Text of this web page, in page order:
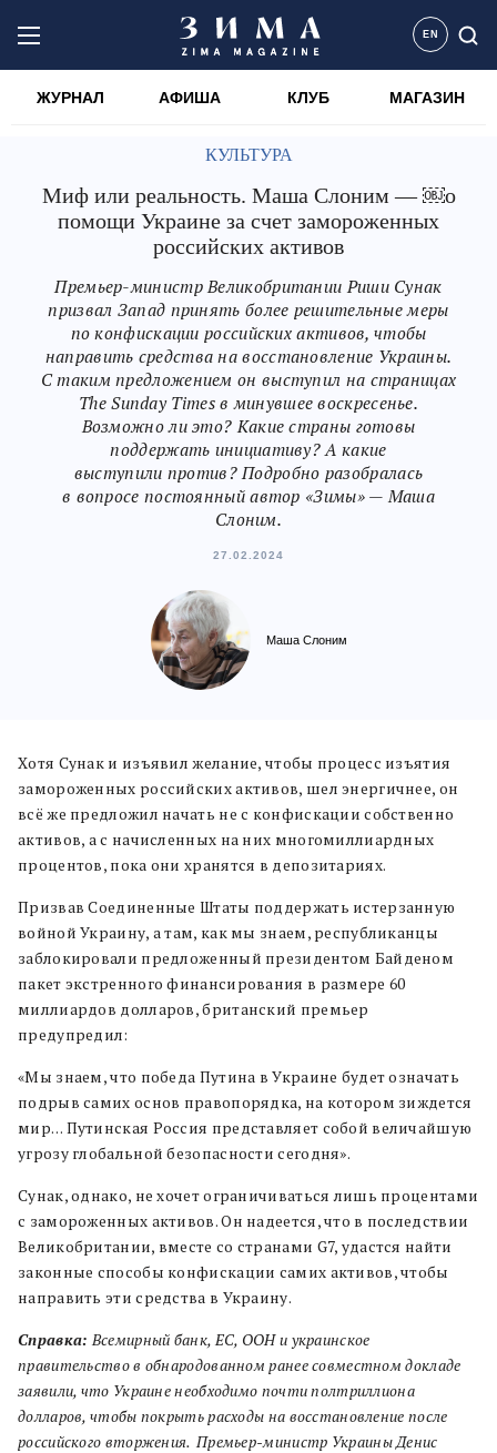
EN
ЖУРНАЛ АФИША КЛУБ МАГАЗИН
КУЛЬТУРА
Миф или реальность. Маша Слоним — ￼о
помощи Украине за счет замороженных
российских активов
Премьер-министр Великобритании Риши Сунак
призвал Запад принять более решительные меры
по конфискации российских активов, чтобы
направить средства на восстановление Украины.
С таким предложением он выступил на страницах
The Sunday Times в минувшее воскресенье.
Возможно ли это? Какие страны готовы
поддержать инициативу? А какие
выступили против? Подробно разобралась
в вопросе постоянный автор «Зимы» — Маша
Слоним.
27.02.2024
Маша Слоним
Хотя Сунак и изъявил желание, чтобы процесс изъятия
замороженных российских активов, шел энергичнее, он
всё же предложил начать не с конфискации собственно
активов, а с начисленных на них многомиллиардных
процентов, пока они хранятся в депозитариях.
Призвав Соединенные Штаты поддержать истерзанную
войной Украину, а там, как мы знаем, республиканцы
заблокировали предложенный президентом Байденом
пакет экстренного финансирования в размере 60
миллиардов долларов, британский премьер
предупредил:
«Мы знаем, что победа Путина в Украине будет означать
подрыв самих основ правопорядка, на котором зиждется
мир… Путинская Россия представляет собой величайшую
угрозу глобальной безопасности сегодня».
Сунак, однако, не хочет ограничиваться лишь процентами
с замороженных активов. Он надеется, что в последствии
Великобритании, вместе со странами G7, удастся найти
законные способы конфискации самих активов, чтобы
направить эти средства в Украину.
Справка: Всемирный банк, ЕС, ООН и украинское
правительство в обнародованном ранее совместном докладе
заявили, что Украине необходимо почти полтриллиона
долларов, чтобы покрыть расходы на восстановление после
российского вторжения. Премьер-министр Украины Денис